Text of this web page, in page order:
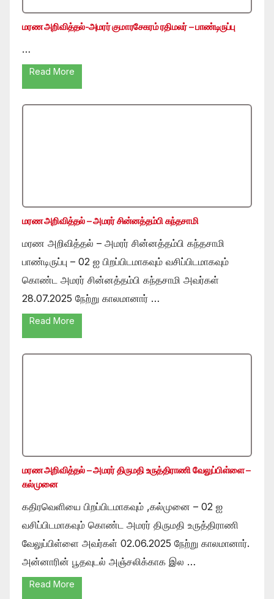
மரண அறிவித்தல்-அமரர் குமாரசேகரம் ரதிமலர் – பாண்டிருப்பு
…
Read More
மரண அறிவித்தல் – அமரர் சின்னத்தம்பி கந்தசாமி
மரண அறிவித்தல் – அமரர் சின்னத்தம்பி கந்தசாமி
பாண்டிருப்பு – 02 ஐ பிறப்பிடமாகவும் வசிப்பிடமாகவும்
கொண்ட அமரர் சின்னத்தம்பி கந்தசாமி அவர்கள்
28.07.2025 நேற்று காலமானார் …
Read More
மரண அறிவித்தல் – அமரர் திருமதி உருத்திராணி வேலுப்பிள்ளை –
கல்முனை
கதிரவெளியை பிறப்பிடமாகவும் ,கல்முனை – 02 ஐ
வசிப்பிடமாகவும் கொண்ட அமரர் திருமதி உருத்திராணி
வேலுப்பிள்ளை அவர்கள் 02.06.2025 நேற்று காலமானார்.
அன்னாரின் பூதவுடல் அஞ்சலிக்காக இல …
Read More